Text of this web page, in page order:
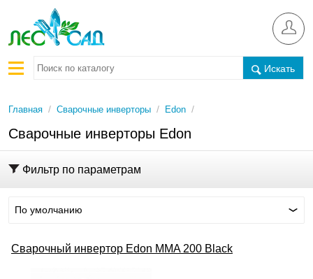
Искать
Главная / Сварочные инверторы / Edon /
Сварочные инверторы Edon
Фильтр по параметрам
По умолчанию
Сварочный инвертор Edon MMA 200 Black